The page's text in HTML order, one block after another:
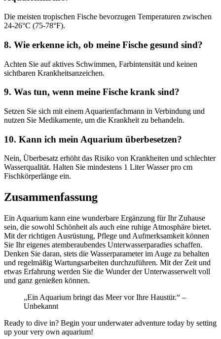
Die meisten tropischen Fische bevorzugen Temperaturen zwischen
24-26°C (75-78°F).
8. Wie erkenne ich, ob meine Fische gesund sind?
Achten Sie auf aktives Schwimmen, Farbintensität und keinen
sichtbaren Krankheitsanzeichen.
9. Was tun, wenn meine Fische krank sind?
Setzen Sie sich mit einem Aquarienfachmann in Verbindung und
nutzen Sie Medikamente, um die Krankheit zu behandeln.
10. Kann ich mein Aquarium überbesetzen?
Nein, Überbesatz erhöht das Risiko von Krankheiten und schlechter
Wasserqualität. Halten Sie mindestens 1 Liter Wasser pro cm
Fischkörperlänge ein.
Zusammenfassung
Ein Aquarium kann eine wunderbare Ergänzung für Ihr Zuhause
sein, die sowohl Schönheit als auch eine ruhige Atmosphäre bietet.
Mit der richtigen Ausrüstung, Pflege und Aufmerksamkeit können
Sie Ihr eigenes atemberaubendes Unterwasserparadies schaffen.
Denken Sie daran, stets die Wasserparameter im Auge zu behalten
und regelmäßig Wartungsarbeiten durchzuführen. Mit der Zeit und
etwas Erfahrung werden Sie die Wunder der Unterwasserwelt voll
und ganz genießen können.
„Ein Aquarium bringt das Meer vor Ihre Haustür.“ –
Unbekannt
Ready to dive in? Begin your underwater adventure today by setting
up your very own aquarium!